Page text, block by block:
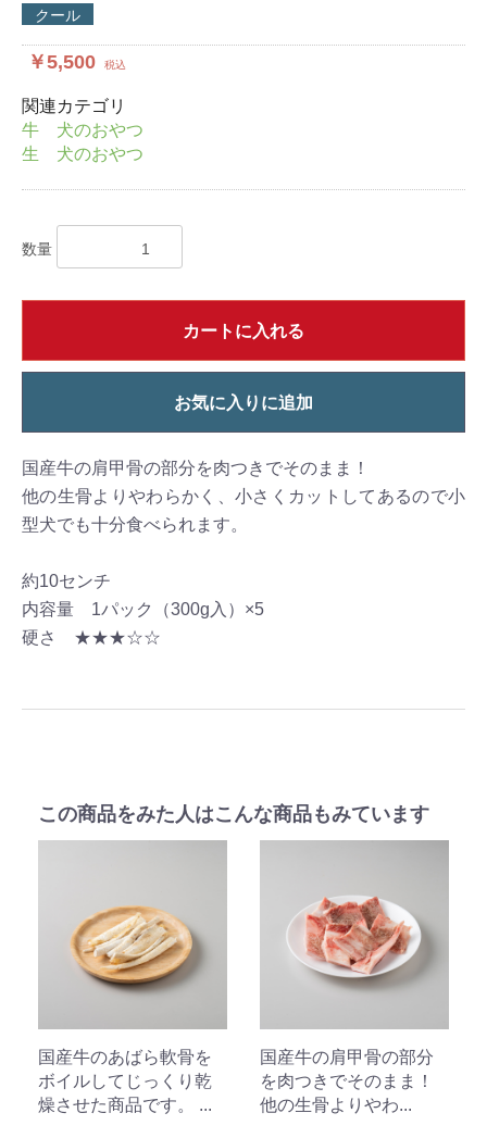
クール
￥5,500 税込
関連カテゴリ
牛 犬のおやつ
生 犬のおやつ
数量
カートに入れる
お気に入りに追加
国産牛の肩甲骨の部分を肉つきでそのまま！
他の生骨よりやわらかく、小さくカットしてあるので小
型犬でも十分食べられます。
約10センチ
内容量 1パック（300g入）×5
硬さ ★★★☆☆
この商品をみた人はこんな商品もみています
国産牛のあばら軟骨を
ボイルしてじっくり乾
燥させた商品です。 ...
国産牛の肩甲骨の部分
を肉つきでそのまま！
他の生骨よりやわ...